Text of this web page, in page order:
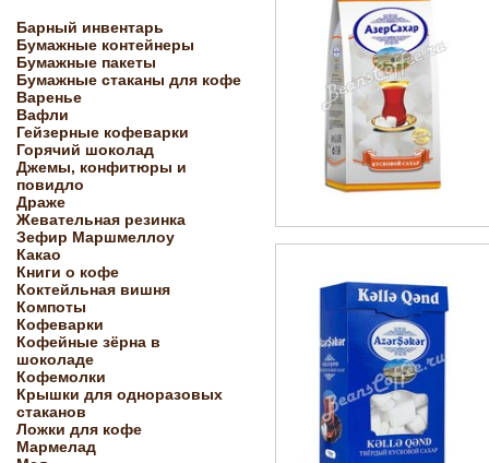
Барный инвентарь
Бумажные контейнеры
Бумажные пакеты
Бумажные стаканы для кофе
Варенье
Вафли
Гейзерные кофеварки
Горячий шоколад
Джемы, конфитюры и
повидло
Драже
Жевательная резинка
Зефир Маршмеллоу
Какао
Книги о кофе
Коктейльная вишня
Компоты
Кофеварки
Кофейные зёрна в
шоколаде
Кофемолки
Крышки для одноразовых
стаканов
Ложки для кофе
Мармелад